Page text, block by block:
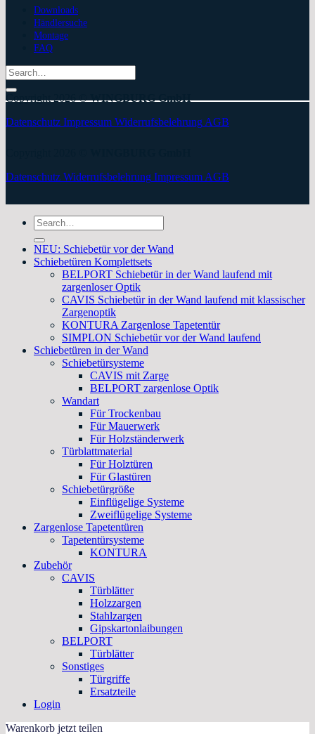
Downloads
Händlersuche
Montage
FAQ
Search
for:
Copyright 2026 ©WINGBURG GmbH
Datenschutz Impressum Widerrufsbelehrung AGB
Datenschutz Widerrufsbelehrung Impressum AGB
Search
for:
NEU: Schiebetür vor der Wand
Schiebetüren Komplettsets
BELPORT Schiebetür in der Wand laufend mit
zargenloser Optik
CAVIS Schiebetür in der Wand laufend mit klassischer
Zargenoptik
KONTURA Zargenlose Tapetentür
SIMPLON Schiebetür vor der Wand laufend
Schiebetüren in der Wand
Schiebetürsysteme
CAVIS mit Zarge
BELPORT zargenlose Optik
Wandart
Für Trockenbau
Für Mauerwerk
Für Holzständerwerk
Türblattmaterial
Für Holztüren
Für Glastüren
Schiebetürgröße
Einflügelige Systeme
Zweiflügelige Systeme
Zargenlose Tapetentüren
Tapetentürsysteme
KONTURA
Zubehör
CAVIS
Türblätter
Holzzargen
Stahlzargen
Gipskartonlaibungen
BELPORT
Türblätter
Sonstiges
Türgriffe
Ersatzteile
Login
Warenkorb jetzt teilen